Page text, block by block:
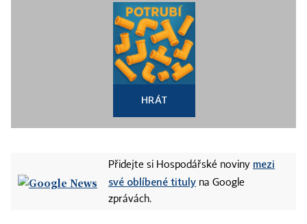
HRÁT
Přidejte si Hospodářské noviny mezi
své oblíbené tituly na Google
zprávách.